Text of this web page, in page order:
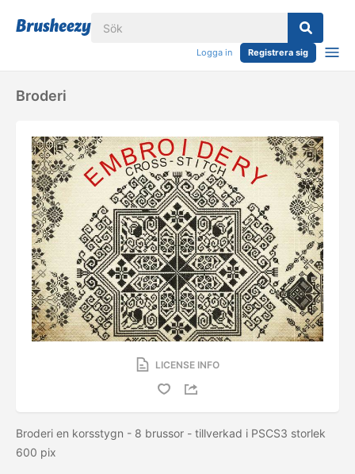
Logga in Registrera sig
Broderi
LICENSE INFO
Broderi en korsstygn - 8 brussor - tillverkad i PSCS3 storlek
600 pix